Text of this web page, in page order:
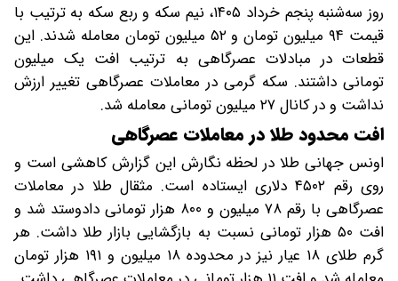
روز سه‌شنبه پنجم خرداد ۱۴۰۵، نیم سکه و ربع سکه به ترتیب با
قیمت ۹۴ میلیون تومان و ۵۲ میلیون تومان معامله شدند. این
قطعات در مبادلات عصرگاهی به ترتیب افت یک میلیون
تومانی داشتند. سکه گرمی در معاملات عصرگاهی تغییر ارزش
نداشت و در کانال ۲۷ میلیون تومانی معامله شد.
افت محدود طلا در معاملات عصرگاهی
اونس جهانی طلا در لحظه نگارش این گزارش کاهشی است و
روی رقم ۴۵۰۲ دلاری ایستاده است. مثقال طلا در معاملات
عصرگاهی با رقم ۷۸ میلیون و ۸۰۰ هزار تومانی دادوستد شد و
افت ۵۰ هزار تومانی نسبت به بازگشایی بازار طلا داشت. هر
گرم طلای ۱۸ عیار نیز در محدوده ۱۸ میلیون و ۱۹۱ هزار تومان